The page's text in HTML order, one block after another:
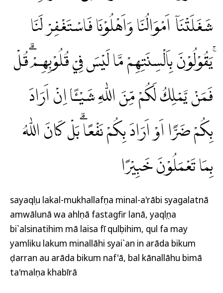
شَغَلَتْنَآ اَمْوَالُنَا وَاَهْلُوْنَا فَاسْتَغْفِرْ لَنَا
ۚيَقُوْلُوْنَ بِاَلْسِنَتِهِمْ مَّا لَيْسَ فِيْ قُلُوْبِهِمْۗ قُلْ
فَمَنْ يَّمْلِكُ لَكُمْ مِّنَ اللّٰهِ شَيْـًٔا اِنْ اَرَادَ
بِكُمْ ضَرًّا اَوْ اَرَادَ بِكُمْ نَفْعًا ۗبَلْ كَانَ اللّٰهُ
بِمَا تَعْمَلُوْنَ خَبِيْرًا
sayaqụlu lakal-mukhallafụna minal-a'rābi syagalatnā
amwālunā wa ahlụnā fastagfir lanā, yaqụlụna
bi`alsinatihim mā laisa fī qulụbihim, qul fa may
yamliku lakum minallāhi syai`an in arāda bikum
ḍarran au arāda bikum naf'ā, bal kānallāhu bimā
ta'malụna khabīrā